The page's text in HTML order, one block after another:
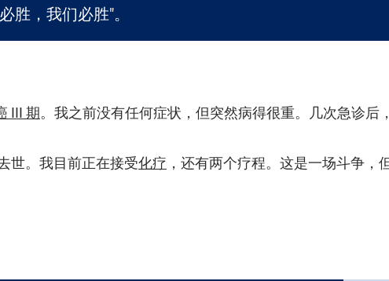
胜，我们必胜"。
III 期。我之前没有任何症状，但突然病得很重。几次急诊后
世。我目前正在接受化疗 ，还有两个疗程。这是一场斗争，